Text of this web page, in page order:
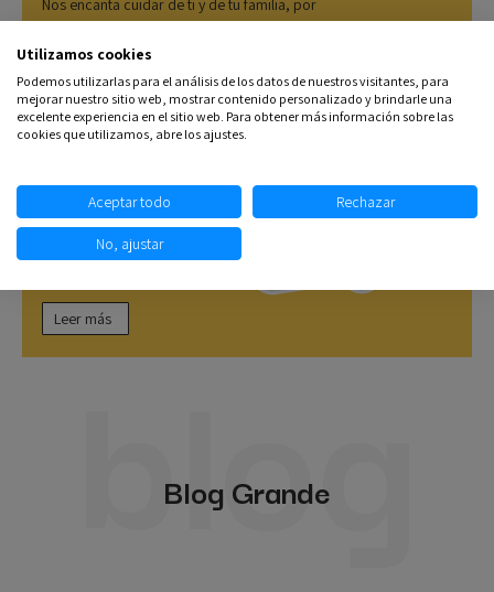
eso, diariamente damos lo mejor de
nosotros, para ofrecerte las mejores marcas
a los mejores precios, porque cuidar de ti,
también es ponértelo más fácil.
Leer más
blog
Blog Grande
Utilizamos cookies
Podemos utilizarlas para el análisis de los datos de nuestros visitantes, para
mejorar nuestro sitio web, mostrar contenido personalizado y brindarle una
excelente experiencia en el sitio web. Para obtener más información sobre las
cookies que utilizamos, abre los ajustes.
Aceptar todo Rechazar
No, ajustar